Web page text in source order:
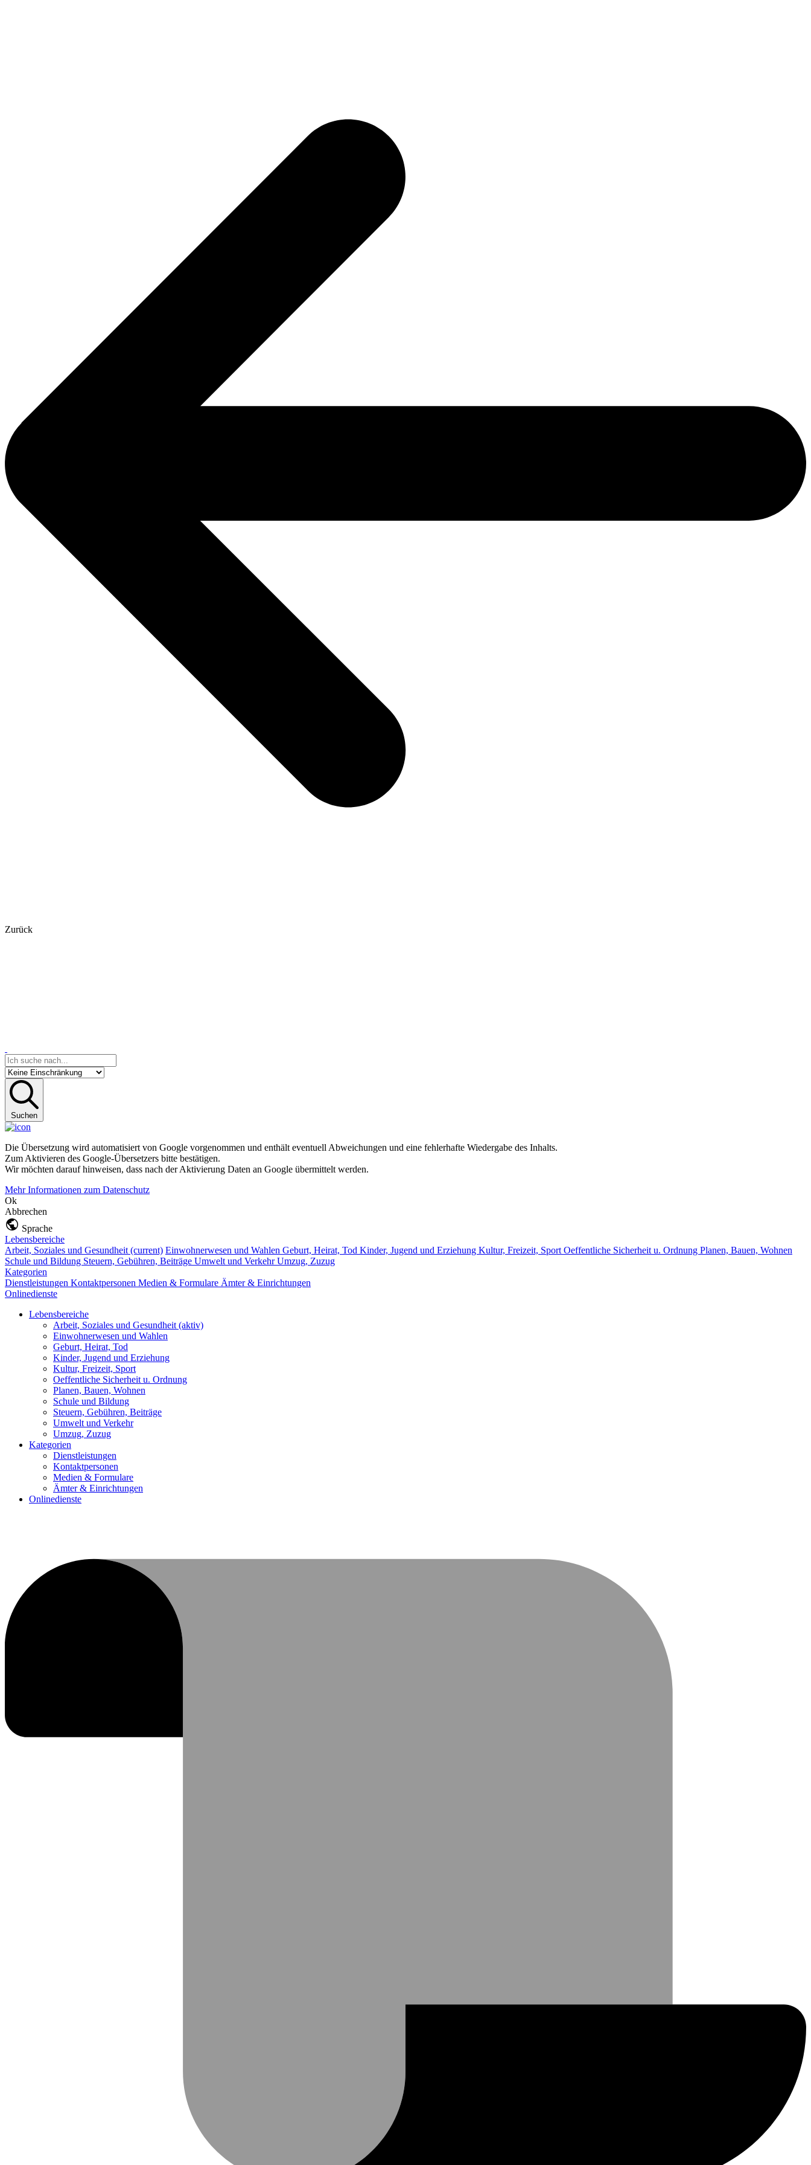
Zurück
Suchen
Die Übersetzung wird automatisiert von Google vorgenommen und enthält eventuell Abweichungen und eine fehlerhafte Wiedergabe des Inhalts.
Zum Aktivieren des Google-Übersetzers bitte bestätigen.
Wir möchten darauf hinweisen, dass nach der Aktivierung Daten an Google übermittelt werden.
Mehr Informationen zum Datenschutz
Ok
Abbrechen
Sprache
Lebensbereiche
Arbeit, Soziales und Gesundheit (current) Einwohnerwesen und Wahlen Geburt, Heirat, Tod Kinder, Jugend und Erziehung Kultur, Freizeit, Sport Oeffentliche Sicherheit u. Ordnung Planen, Bauen, Wohnen
Schule und Bildung Steuern, Gebühren, Beiträge Umwelt und VerkehrUmzug, Zuzug
Kategorien
Dienstleistungen Kontaktpersonen Medien & Formulare Ämter & Einrichtungen
Onlinedienste
Lebensbereiche
Arbeit, Soziales und Gesundheit (aktiv)
Einwohnerwesen und Wahlen
Geburt, Heirat, Tod
Kinder, Jugend und Erziehung
Kultur, Freizeit, Sport
Oeffentliche Sicherheit u. Ordnung
Planen, Bauen, Wohnen
Schule und Bildung
Steuern, Gebühren, Beiträge
Umwelt und Verkehr
Umzug, Zuzug
Kategorien
Dienstleistungen
Kontaktpersonen
Medien & Formulare
Ämter & Einrichtungen
Onlinedienste